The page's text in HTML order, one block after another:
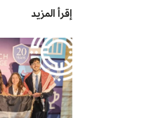
إقرأ المزيد